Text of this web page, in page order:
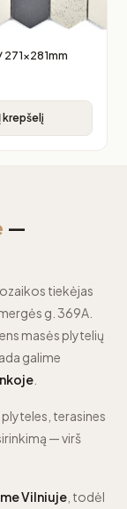
Į krepšelį
—
tiekėjas
g. 369A.
masės plytelių
galime
terasines
— virš
Vilniuje , todėl